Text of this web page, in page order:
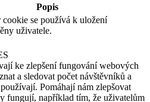
Popis
cookie se používá k uložení
uživatele.
ke zlepšení fungování webových
a sledovat počet návštěvníků a
Pomáhají nám zlepšovat
fungují, například tím, že uživatelům